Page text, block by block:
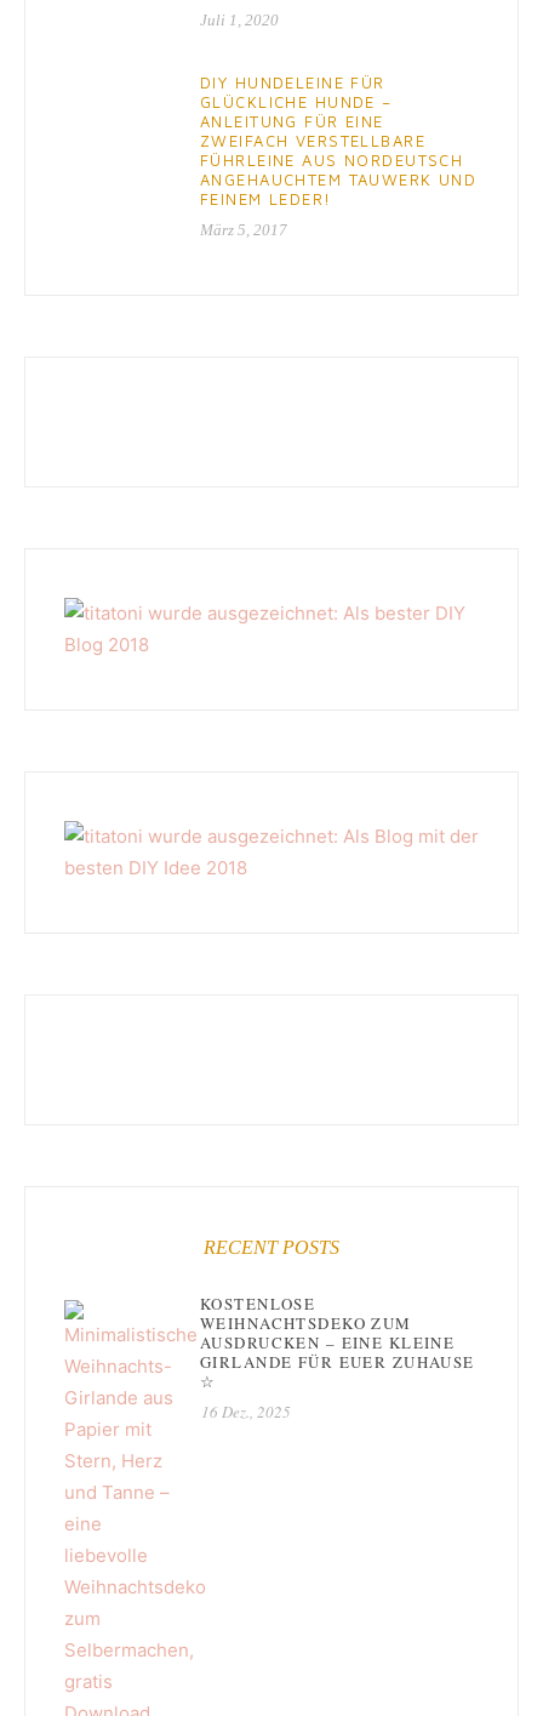
Juli 1, 2020
DIY HUNDELEINE FÜR
GLÜCKLICHE HUNDE –
ANLEITUNG FÜR EINE
ZWEIFACH VERSTELLBARE
FÜHRLEINE AUS NORDEUTSCH
ANGEHAUCHTEM TAUWERK UND
FEINEM LEDER!
März 5, 2017
RECENT POSTS
KOSTENLOSE
WEIHNACHTSDEKO ZUM
AUSDRUCKEN – EINE KLEINE
GIRLANDE FÜR EUER ZUHAUSE
☆
16 Dez., 2025